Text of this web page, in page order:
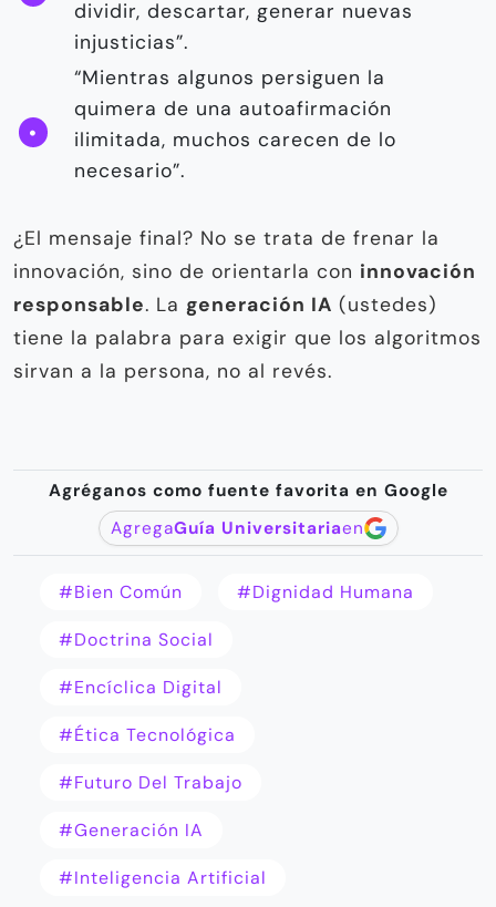
dividir, descartar, generar nuevas
injusticias”.
“Mientras algunos persiguen la
quimera de una autoafirmación
ilimitada, muchos carecen de lo
necesario”.
¿El mensaje final? No se trata de frenar la
innovación, sino de orientarla con innovación
responsable. La generación IA (ustedes)
tiene la palabra para exigir que los algoritmos
sirvan a la persona, no al revés.
Agréganos como fuente favorita en Google
AgregaGuía Universitariaen
#bien Común #dignidad Humana
#doctrina Social
#encíclica Digital
#ética Tecnológica
#Futuro Del Trabajo
#generación IA
#inteligencia Artificial